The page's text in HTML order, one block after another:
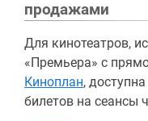
продажами
Для кинотеатров,
«Премьера» с
Киноплан,
билетов на сеансы